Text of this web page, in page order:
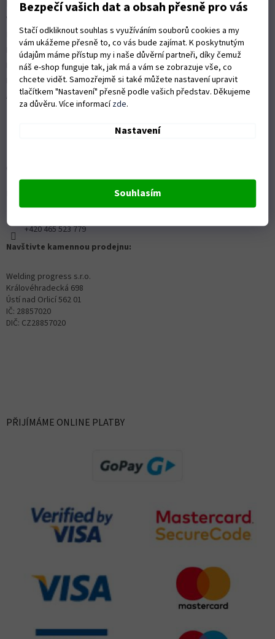
Bezpečí vašich dat a obsah přesně pro vás
Stačí odkliknout souhlas s využíváním souborů cookies a my
vám ukážeme přesně to, co vás bude zajímat. K poskytnutým
údajům máme přístup my i naše důvěrní partneři, díky čemuž
náš e-shop funguje tak, jak má a vám se zobrazuje vše, co
chcete vidět. Samozřejmě si také můžete nastavení upravit
tlačítkem "Nastavení" přesně podle vašich představ. Děkujeme
za důvěru. Více informacízde.
Nastavení
Souhlasím
Platební možnosti
Vrácení zboží a reklamace
Nákup na splátky
ISO 9001:2015
Politika kvality
Předváděcí stroje Husqvarna
Autorizovaný servis Husqvarna
info@proprofiky.cz
+420 465 523 779
Navštivte kamennou prodejnu:
Welding progress s.r.o.
Královéhradecká 698
Ústí nad Orlicí 562 01
IČ: 28857020
DIČ: CZ28857020
PŘIJÍMÁME ONLINE PLATBY